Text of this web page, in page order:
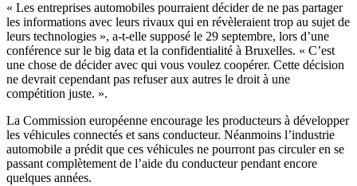
« Les entreprises automobiles pourraient décider de ne pas partager
les informations avec leurs rivaux qui en révèleraient trop au sujet de
leurs technologies », a-t-elle supposé le 29 septembre, lors d’une
conférence sur le big data et la confidentialité à Bruxelles. « C’est
une chose de décider avec qui vous voulez coopérer. Cette décision
ne devrait cependant pas refuser aux autres le droit à une
compétition juste. ».
La Commission européenne encourage les producteurs à développer
les véhicules connectés et sans conducteur. Néanmoins l’industrie
automobile a prédit que ces véhicules ne pourront pas circuler en se
passant complètement de l’aide du conducteur pendant encore
quelques années.